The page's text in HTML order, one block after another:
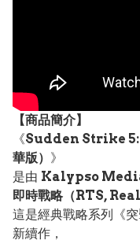
【商品簡介】
《Sudden Strike 5:
華版） 》
是由 Kalypso
即時戰略（RTS,
這是經典戰略系列《
新續作，